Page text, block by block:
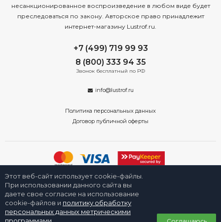
несанкционированное воспроизведение в любом виде будет
преследоваться по закону. Авторское право принадлежит
интернет-магазину Lustrof.ru.
+7 (499) 719 99 93
8 (800) 333 94 35
Звонок бесплатный по РФ
info@lustrof.ru
Политика персональных данных
Договор публичной оферты
2008-2026 © Интернет-магазин «Люстроф» в Санкт-Петербурге -
приборы освещения для дома и улицы. Все права защищены.
Этот веб-сайт использует cookie-файлы.
При использовании данного сайта вы
даете свое согласие на использование
cookie-файлов и политику обработку
персональных данных метрическими